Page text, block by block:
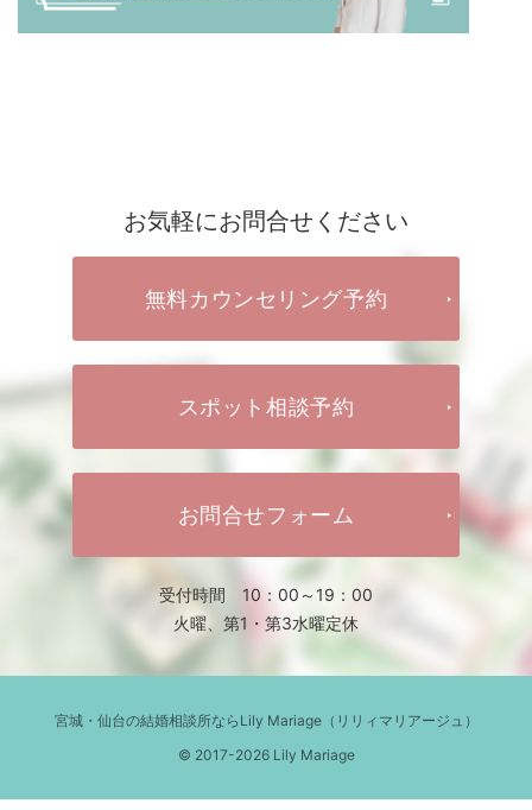
お気軽にお問合せください
無料カウンセリング予約
スポット相談予約
お問合せフォーム
受付時間 10：00～19：00
火曜、第1・第3水曜定休
© 2017-2026 Lily Mariage
宮城・仙台の結婚相談所ならLily Mariage（リリィマリアージュ）